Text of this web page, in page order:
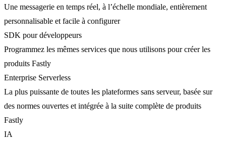
Une messagerie en temps réel, à l’échelle mondiale, entièrement
personnalisable et facile à configurer
SDK pour développeurs
Programmez les mêmes services que nous utilisons pour créer les
produits Fastly
Enterprise Serverless
La plus puissante de toutes les plateformes sans serveur, basée sur
des normes ouvertes et intégrée à la suite complète de produits
Fastly
IA